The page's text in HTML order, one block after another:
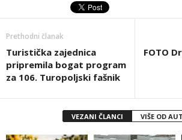
Prethodni članak
Turistička zajednica
pripremila bogat program
za 106. Turopoljski fašnik
FOTO
VEZANI ČLANCI VIŠE OD